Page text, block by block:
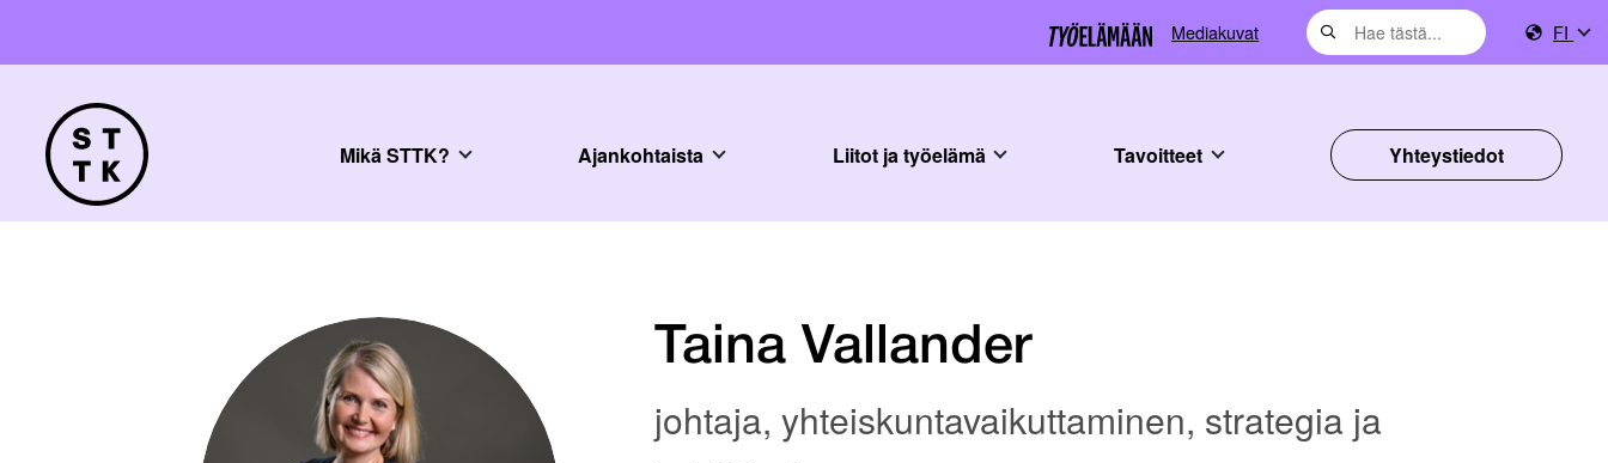
Mediakuvat FI
Mikä STTK? Ajankohtaista Liitot ja työelämä Tavoitteet Yhteystiedot
Taina Vallander
johtaja, yhteiskuntavaikuttaminen, strategia ja